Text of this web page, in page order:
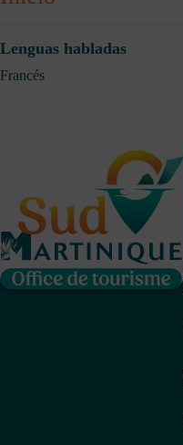
Lenguas habladas
Francés